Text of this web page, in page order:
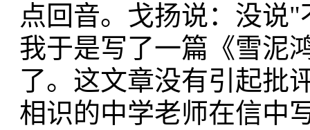
点回音。戈扬说：没说
我于是写了一篇《雪泥
了。这文章没有引起批
相识的中学老师在信中